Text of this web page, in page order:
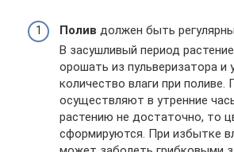
Полив должен быть
В засушливый период
орошать из пульверизатора и
количество влаги при поливе.
осуществляют в утренние
растению не достаточно, то
сформируются. При избытке